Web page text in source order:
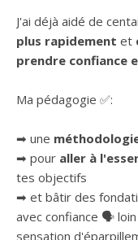
J'ai déjà aidé de
plus rapidement et
prendre confiance
Ma pédagogie ✅:
➡ une
➡ pour aller à
tes objectifs
➡ et bâtir des
avec confiance 🗣
sensation